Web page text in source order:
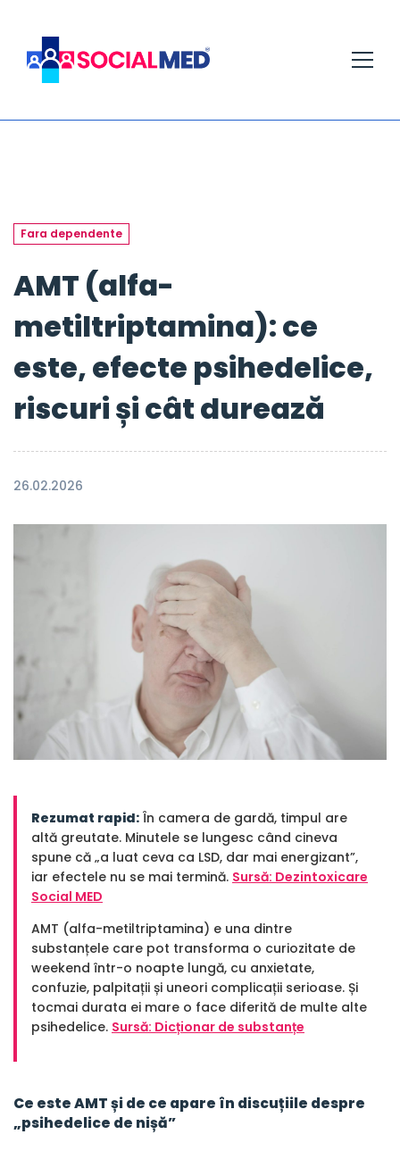
Fara dependente
AMT (alfa-
metiltriptamina): ce
este, efecte psihedelice,
riscuri și cât durează
26.02.2026
Rezumat rapid: În camera de gardă, timpul are
altă greutate. Minutele se lungesc când cineva
spune că „a luat ceva ca LSD, dar mai energizant”,
iar efectele nu se mai termină. Sursă: Dezintoxicare
Social MED
AMT (alfa-metiltriptamina) e una dintre
substanțele care pot transforma o curiozitate de
weekend într-o noapte lungă, cu anxietate,
confuzie, palpitații și uneori complicații serioase. Și
tocmai durata ei mare o face diferită de multe alte
psihedelice. Sursă: Dicționar de substanțe
Ce este AMT și de ce apare în discuțiile despre
„psihedelice de nișă”